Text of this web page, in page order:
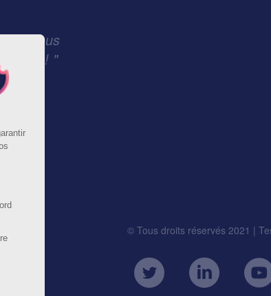
et nous
vous ! "
© Tous droits réservés 2021 |